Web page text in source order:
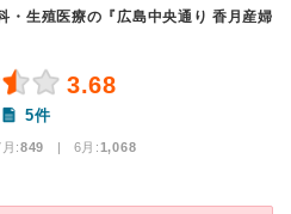
・生殖医療の『広島中央通り 香月産婦
3.68
5件
:849 | 6月:1,068